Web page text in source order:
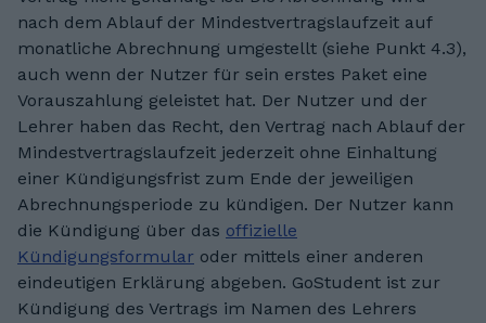
nach dem Ablauf der Mindestvertragslaufzeit auf
monatliche Abrechnung umgestellt (siehe Punkt 4.3),
auch wenn der Nutzer für sein erstes Paket eine
Vorauszahlung geleistet hat. Der Nutzer und der
Lehrer haben das Recht, den Vertrag nach Ablauf der
Mindestvertragslaufzeit jederzeit ohne Einhaltung
einer Kündigungsfrist zum Ende der jeweiligen
Abrechnungsperiode zu kündigen. Der Nutzer kann
die Kündigung über das offizielle
Kündigungsformular oder mittels einer anderen
eindeutigen Erklärung abgeben. GoStudent ist zur
Kündigung des Vertrags im Namen des Lehrers